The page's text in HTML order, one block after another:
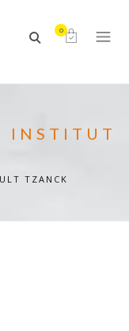
0
INSTITUT
TZANCK